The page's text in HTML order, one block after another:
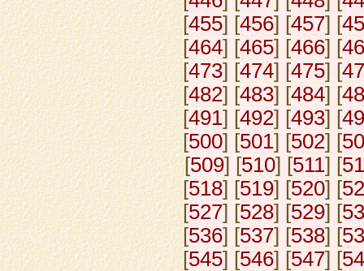
[455] [456] [457] [
[464] [465] [466] [
[473] [474] [475] [
[482] [483] [484] [
[491] [492] [493] [
[500] [501] [502] [
[509] [510] [511] [
[518] [519] [520] [
[527] [528] [529] [
[536] [537] [538] [
[545] [546] [547] [